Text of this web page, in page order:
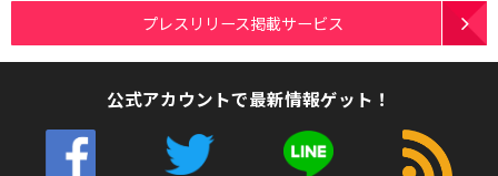
プレスリリース掲載サービス
公式アカウントで最新情報ゲット！